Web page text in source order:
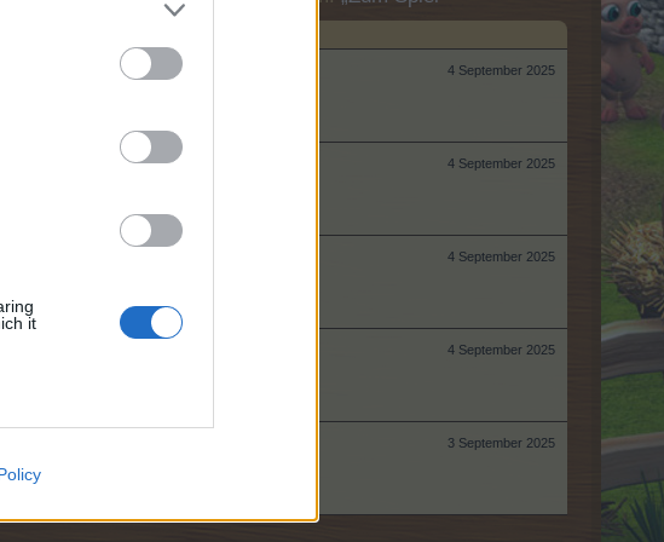
it
4 September 2025
4 September 2025
4 September 2025
4 September 2025
3 September 2025